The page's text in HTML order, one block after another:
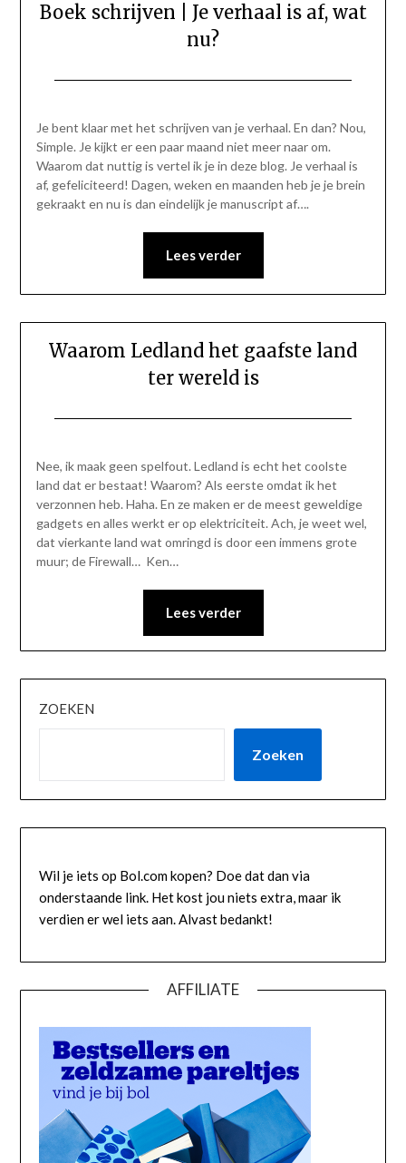
Boek schrijven | Je verhaal is af, wat
nu?
7
Je bent klaar met het schrijven van je verhaal. En dan? Nou,
Simple. Je kijkt er een paar maand niet meer naar om.
Waarom dat nuttig is vertel ik je in deze blog. Je verhaal is
af, gefeliciteerd! Dagen, weken en maanden heb je je brein
gekraakt en nu is dan eindelijk je manuscript af….
Lees verder
Waarom Ledland het gaafste land
ter wereld is
23
april
2020
Nee, ik maak geen spelfout. Ledland is echt het coolste
land dat er bestaat! Waarom? Als eerste omdat ik het
verzonnen heb. Haha. En ze maken er de meest geweldige
gadgets en alles werkt er op elektriciteit. Ach, je weet wel,
dat vierkante land wat omringd is door een immens grote
muur; de Firewall… Ken…
Lees verder
ZOEKEN
Zoeken
Wil je iets op Bol.com kopen? Doe dat dan via
onderstaande link. Het kost jou niets extra, maar ik
verdien er wel iets aan. Alvast bedankt!
AFFILIATE